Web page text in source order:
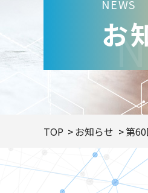
NEWS
お
TOP お知らせ 第